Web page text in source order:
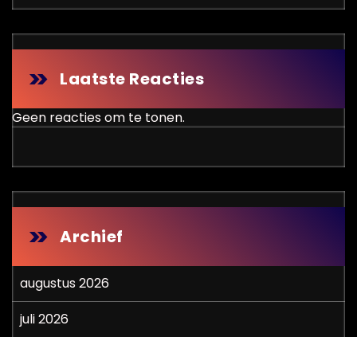
Laatste Reacties
Geen reacties om te tonen.
Archief
augustus 2026
juli 2026